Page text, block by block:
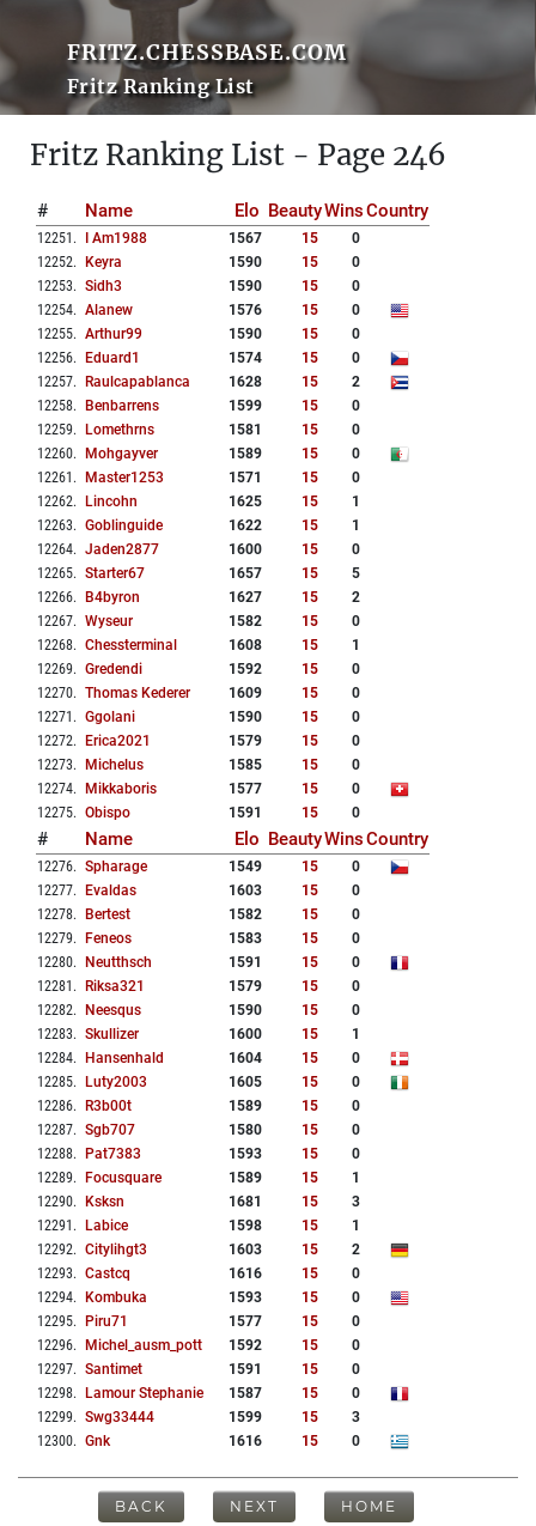
FRITZ.CHESSBASE.COM
Fritz Ranking List
Fritz Ranking List - Page 246
# Name Elo BeautyWinsCountry
12251 . I Am1988 1567 15
0
12252. Keyra 1590 15
0
12253. Sidh3 1590 15
0
12254. Alanew 1576 15
0
12255. Arthur99 1590 15
0
12256. Eduard1 1574 15
0
12257. Raulcapablanca 1628 15
2
12258. Benbarrens 1599 15
0
12259. Lomethrns 1581 15
0
12260. Mohgayver 1589 15
0
12261 . Master1253 1571 15
0
12262. Lincohn 1625 15
1
12263. Goblinguide 1622 15
1
12264. Jaden2877 1600 15
0
12265. Starter67 1657 15
5
12266. B4byron 1627 15
2
12267. Wyseur 1582 15
0
12268. Chessterminal 1608 15
1
12269. Gredendi 1592 15
0
12270. Thomas Kederer 1609 15
0
12271 . Ggolani 1590 15
0
12272. Erica2021 1579 15
0
12273. Michelus 1585 15
0
12274. Mikkaboris 1577 15
0
12275. Obispo 1591 15 0
# Name Elo BeautyWinsCountry
12276. Spharage 1549 15
0
12277. Evaldas 1603 15
0
12278. Bertest 1582 15
0
12279. Feneos 1583 15
0
12280. Neutthsch 1591 15
0
12281 . Riksa321 1579 15
0
12282. Neesqus 1590 15
0
12283. Skullizer 1600 15
1
12284. Hansenhald 1604 15
0
12285. Luty2003 1605 15
0
12286. R3b00t 1589 15
0
12287. Sgb707 1580 15
0
12288. Pat7383 1593 15
0
12289. Focusquare 1589 15
1
12290. Ksksn 1681 15
3
12291 . Labice 1598 15
1
12292. Citylihgt3 1603 15
2
12293. Castcq 1616 15
0
12294. Kombuka 1593 15
0
12295. Piru71 1577 15
0
12296. Michel_ausm_pott 1592 15
0
12297. Santimet 1591 15
0
12298. Lamour Stephanie 1587 15
0
12299. Swg33444 1599 15
3
12300. Gnk 1616 15 0
BACK NEXT HOME